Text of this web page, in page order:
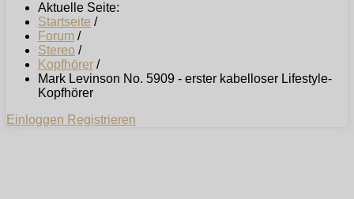
Aktuelle Seite:
Startseite /
Forum /
Stereo /
Kopfhörer /
Mark Levinson No. 5909 - erster kabelloser Lifestyle-
Kopfhörer
Einloggen Registrieren